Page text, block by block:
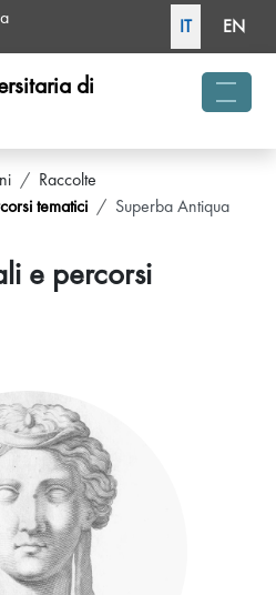
Seleziona la tua
IT EN
di
menu
Raccolte
tematici
Superba Antiqua
e percorsi